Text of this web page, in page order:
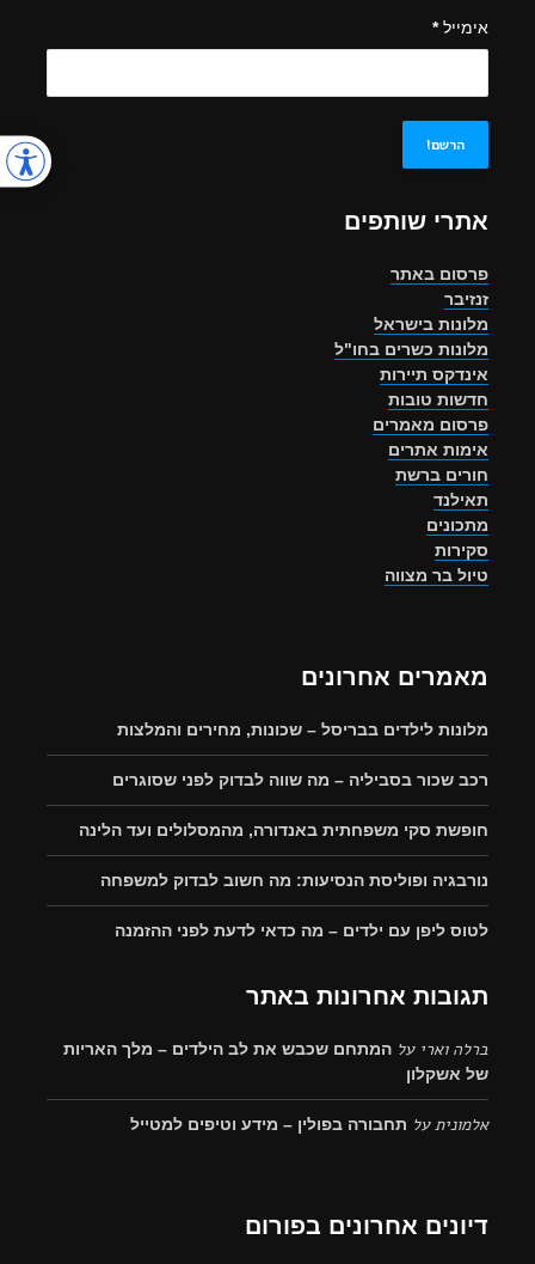
אימייל*
אתרי שותפים
פרסום באתר
זנזיבר
מלונות בישראל
מלונות כשרים בחו"ל
אינדקס תיירות
חדשות טובות
פרסום מאמרים
אימות אתרים
חורים ברשת
תאילנד
מתכונים
סקירות
טיול בר מצווה
מאמרים אחרונים
מלונות לילדים בבריסל – שכונות, מחירים והמלצות
רכב שכור בסביליה – מה שווה לבדוק לפני שסוגרים
חופשת סקי משפחתית באנדורה, מהמסלולים ועד הלינה
נורבגיה ופוליסת הנסיעות: מה חשוב לבדוק למשפחה
לטוס ליפן עם ילדים – מה כדאי לדעת לפני ההזמנה
תגובות אחרונות באתר
ברלה וארי על המתחם שכבש את לב הילדים – מלך האריות
של אשקלון
אלמוניתעל תחבורה בפולין – מידע וטיפים למטייל
דיונים אחרונים בפורום